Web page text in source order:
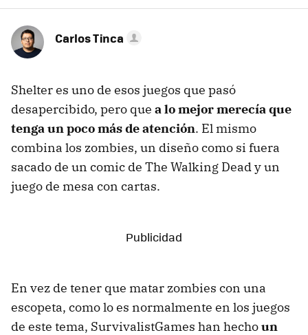
Carlos Tinca
Shelter es uno de esos juegos que pasó
desapercibido, pero que a lo mejor merecía que
tenga un poco más de atención. El mismo
combina los zombies, un diseño como si fuera
sacado de un comic de The Walking Dead y un
juego de mesa con cartas.
En vez de tener que matar zombies con una
escopeta, como lo es normalmente en los juegos
de este tema, SurvivalistGames han hechoun